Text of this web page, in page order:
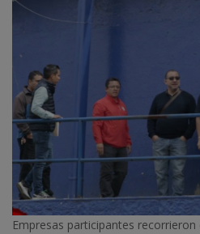
Empresas participantes